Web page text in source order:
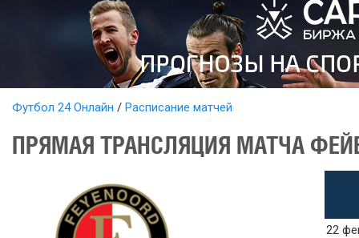
Футбол 24 Онлайн Расписание матчей
ПРЯМАЯ ТРАНСЛЯЦИЯ МАТЧА
22